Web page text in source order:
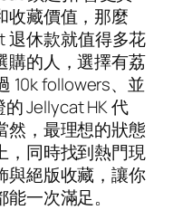
收藏價值，那麼
退休款就值得多花
購的人，選擇有荔
10k followers、並
Jellycat HK 代
然，最理想的狀態
，同時找到熱門現
與絕版收藏，讓你
一次滿足。